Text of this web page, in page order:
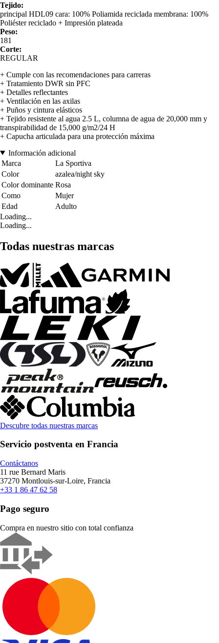
Tejido:
principal HDL09 cara: 100% Poliamida reciclada membrana: 100%
Poliéster reciclado + Impresión plateada
Peso:
181
Corte:
REGULAR
+ Cumple con las recomendaciones para carreras
+ Tratamiento DWR sin PFC
+ Detalles reflectantes
+ Ventilación en las axilas
+ Puños y cintura elásticos
+ Tejido resistente al agua 2.5 L, columna de agua de 20,000 mm y
transpirabilidad de 15,000 g/m2/24 H
+ Capucha articulada para una protección máxima
Información adicional
Marca
La Sportiva
Color
azalea/night sky
Color dominante Rosa
Como
Mujer
Edad
Adulto
Loading...
Loading...
Todas nuestras marcas
Descubre todas nuestras marcas
Servicio postventa en Francia
Contáctanos
11 rue Bernard Maris
37270 Montlouis-sur-Loire, Francia
+33 1 86 47 62 58
Pago seguro
Compra en nuestro sitio con total confianza